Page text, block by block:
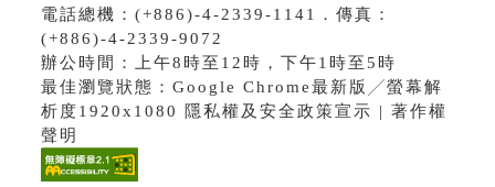
電話總機：(+886)-4-2339-1141．傳真：
(+886)-4-2339-9072
辦公時間：上午8時至12時，下午1時至5時
最佳瀏覽狀態：Google Chrome最新版╱螢幕解
析度1920x1080 隱私權及安全政策宣示 | 著作權
聲明